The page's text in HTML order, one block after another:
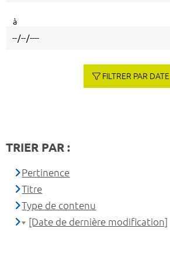
à
FILTRER PAR DATE
TRIER PAR :
Pertinence
Titre
Type de contenu
[Date de dernière modification]